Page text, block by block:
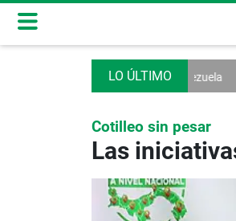
diálogo en Venezuela El Real Madrid
Cotilleo sin pesar
Las